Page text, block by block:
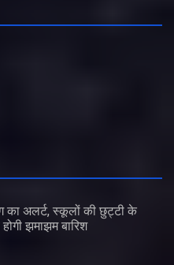
का अलर्ट, स्कूलों की छुट्टी के
झमाझम बारिश